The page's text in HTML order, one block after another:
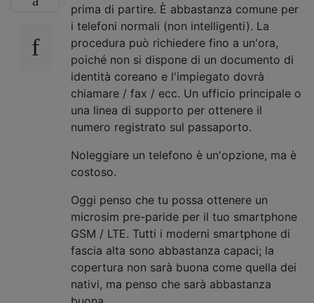
prima di partire. È abbastanza comune per
i telefoni normali (non intelligenti). La
procedura può richiedere fino a un'ora,
poiché non si dispone di un documento di
identità coreano e l'impiegato dovrà
chiamare / fax / ecc. Un ufficio principale o
una linea di supporto per ottenere il
numero registrato sul passaporto.
Noleggiare un telefono è un'opzione, ma è
costoso.
Oggi penso che tu possa ottenere un
microsim pre-paride per il tuo smartphone
GSM / LTE. Tutti i moderni smartphone di
fascia alta sono abbastanza capaci; la
copertura non sarà buona come quella dei
nativi, ma penso che sarà abbastanza